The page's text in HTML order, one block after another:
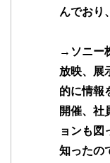
んでおり
→ソニー
放映、展
的に情報
開催、社
ョンも図
知ったの